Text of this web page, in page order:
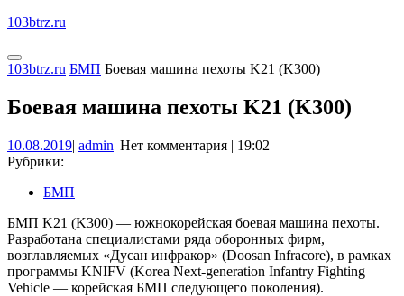
Перейти
содержимому
103btrz.ru
Кнопка
Открыть
КНОПКА
103btrz.ru БМП Боевая машина пехоты K21 (K300)
Боевая машина пехоты K21 (K300)
10.08.201910.08.2019
| adminadmin
| Нет комментария | 19:02
Рубрики:
БМП
БМП K21 (K300) — южнокорейская боевая машина пехоты.
Разработана специалистами ряда оборонных фирм,
возглавляемых «Дусан инфракор» (Doosan Infracore), в рамках
программы KNIFV (Korea Next-generation Infantry Fighting
Vehicle — корейская БМП следующего поколения).